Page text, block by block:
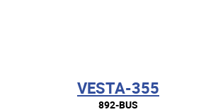
VESTA-355
892-BUS